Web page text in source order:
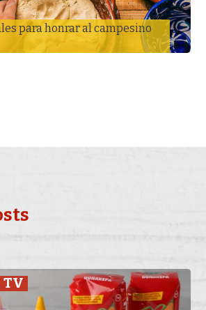
para honrar al campesino
TV